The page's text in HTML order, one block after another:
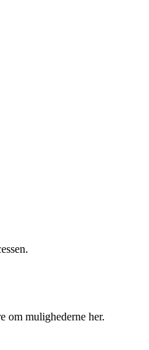
om mulighederne her.